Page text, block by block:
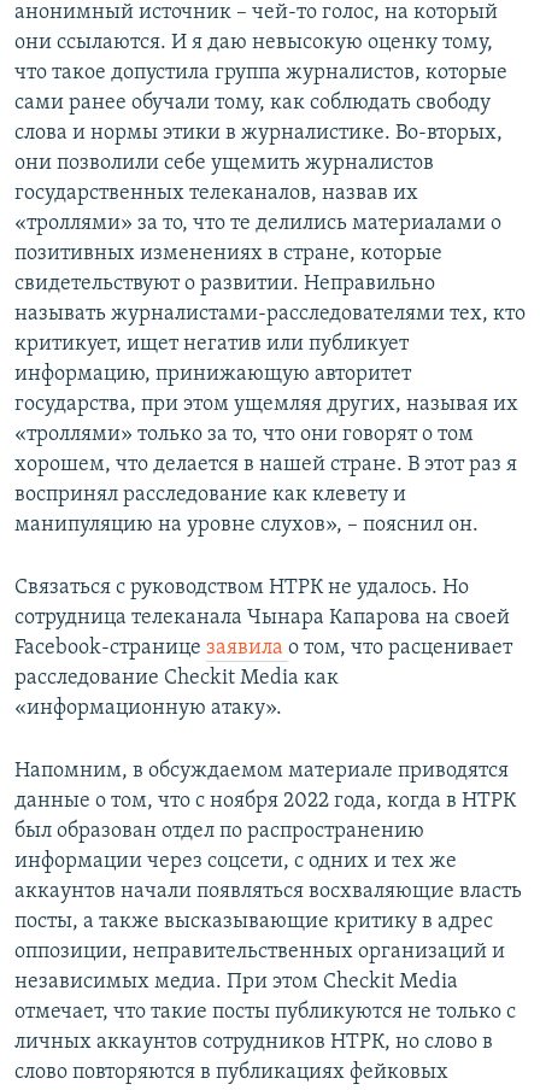
анонимный источник – чей-то голос, на который
они ссылаются. И я даю невысокую оценку тому,
что такое допустила группа журналистов, которые
сами ранее обучали тому, как соблюдать свободу
слова и нормы этики в журналистике. Во-вторых,
они позволили себе ущемить журналистов
государственных телеканалов, назвав их
«троллями» за то, что те делились материалами о
позитивных изменениях в стране, которые
свидетельствуют о развитии. Неправильно
называть журналистами-расследователями тех, кто
критикует, ищет негатив или публикует
информацию, принижающую авторитет
государства, при этом ущемляя других, называя их
«троллями» только за то, что они говорят о том
хорошем, что делается в нашей стране. В этот раз я
воспринял расследование как клевету и
манипуляцию на уровне слухов», – пояснил он.
Связаться с руководством НТРК не удалось. Но
сотрудница телеканала Чынара Капарова на своей
Facebook-странице заявила о том, что расценивает
расследование Checkit Media как
«информационную атаку».
Напомним, в обсуждаемом материале приводятся
данные о том, что с ноября 2022 года, когда в НТРК
был образован отдел по распространению
информации через соцсети, с одних и тех же
аккаунтов начали появляться восхваляющие власть
посты, а также высказывающие критику в адрес
оппозиции, неправительственных организаций и
независимых медиа. При этом Checkit Media
отмечает, что такие посты публикуются не только с
личных аккаунтов сотрудников НТРК, но слово в
слово повторяются в публикациях фейковых